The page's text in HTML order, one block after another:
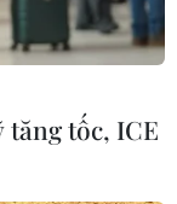
tăng tốc, ICE